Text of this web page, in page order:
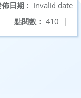
日期： Invalid date
點閱數： 410 |